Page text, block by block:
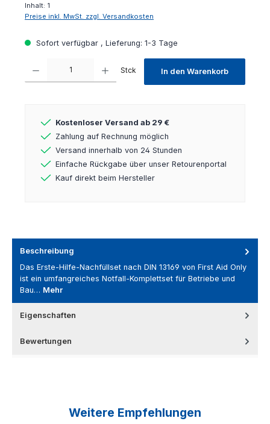
Inhalt: 1
Preise inkl. MwSt. zzgl. Versandkosten
Sofort verfügbar , Lieferung: 1-3 Tage
Produkt Anzahl: Gib den gewünschten Wert ein oder benutze die
Stck In den Warenkorb
Kostenloser Versand ab 29 €
Zahlung auf Rechnung möglich
Versand innerhalb von 24 Stunden
Einfache Rückgabe über unser Retourenportal
Kauf direkt beim Hersteller
Beschreibung
Das Erste-Hilfe-Nachfüllset nach DIN 13169 von First Aid Only
ist ein umfangreiches Notfall-Komplettset für Betriebe und
Bau… Mehr
Eigenschaften
Bewertungen
Weitere Empfehlungen